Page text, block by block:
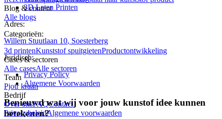
3D Laten Printen
Adres:
Willem Stuutlaan 10, Soesterberg
Juridisch:
Privacy Policy
Algemene Voorwaarden
Benieuwd wat wij voor jouw kunstof idee kunnen
betekenen?
Blog & content
Alle blogs
Categorieën:
3d printenKunststof spuitgietenProductontwikkeling
Cases & sectoren
Alle casesAlle sectoren
Team
Pjotr kraan
Bedrijf
Over onsFAQContact
PrivacybeleidAlgemene voorwaarden